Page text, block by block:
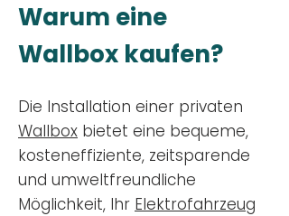
Warum eine
Wallbox kaufen?
Die Installation einer privaten
Wallbox bietet eine bequeme,
kosteneffiziente, zeitsparende
und umweltfreundliche
Möglichkeit, Ihr Elektrofahrzeug